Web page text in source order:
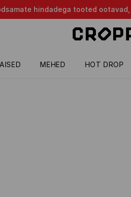
hindadega tooted
MEHED HOT DROP